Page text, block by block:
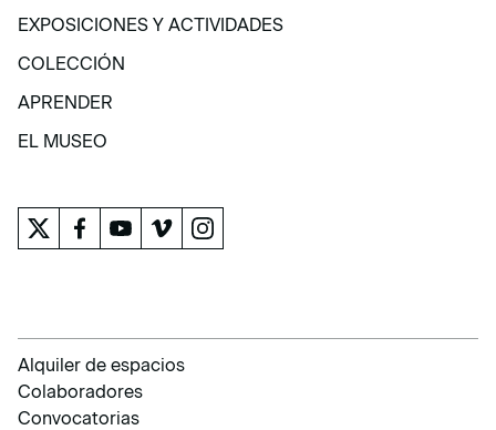
EXPOSICIONES Y ACTIVIDADES
EXPOSICIONES Y ACTIVIDADES
COLECCIÓN
APRENDER
EL MUSEO
Alquiler de espacios
Colaboradores
Convocatorias